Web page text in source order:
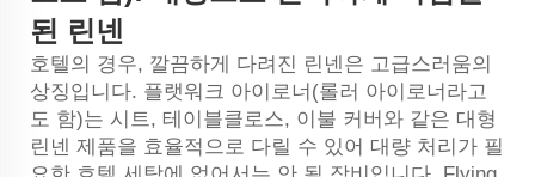
된 린넨
호텔의 경우, 깔끔하게 다려진 린넨은 고급스러움의
상징입니다. 플랫워크 아이로너(롤러 아이로너라고
도 함)는 시트, 테이블클로스, 이불 커버와 같은 대형
린넨 제품을 효율적으로 다릴 수 있어 대량 처리가 필